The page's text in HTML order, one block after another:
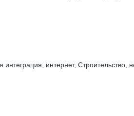
интернет, Строительство,